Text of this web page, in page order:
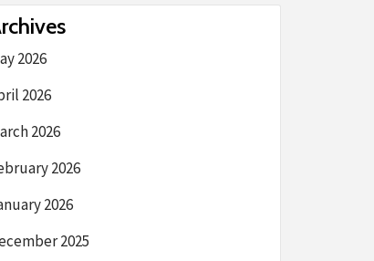
2026
2026
2026
2026
2026
2025